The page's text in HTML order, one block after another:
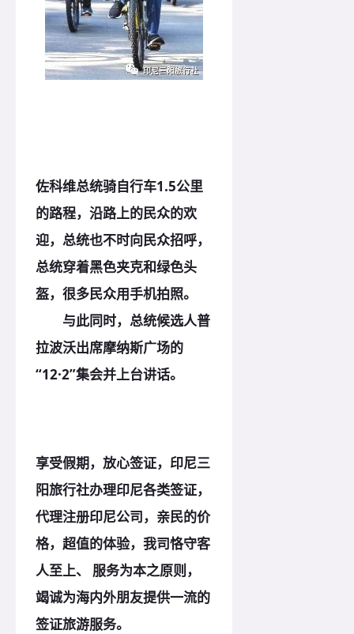
佐科维总统骑自行车1.5公里
的路程，沿路上的民众的欢
迎，总统也不时向民众招呼，
总统穿着黑色夹克和绿色头
盔，很多民众用手机拍照。
与此同时，总统候选人普
拉波沃出席摩纳斯广场的
“12·2”集会并上台讲话。
享受假期，放心签证，印尼三
阳旅行社办理印尼各类签证，
代理注册印尼公司，亲民的价
格，超值的体验，我司恪守客
人至上、 服务为本之原则，
竭诚为海内外朋友提供一流的
签证旅游服务。